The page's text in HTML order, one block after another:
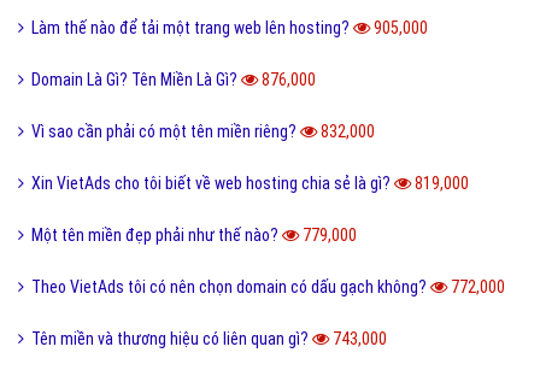
Làm thế nào để tải một trang web lên hosting? 905,000
Domain Là Gì? Tên Miền Là Gì? 876,000
Vì sao cần phải có một tên miền riêng? 832,000
Xin VietAds cho tôi biết về web hosting chia sẻ là gì? 819,000
Một tên miền đẹp phải như thế nào? 779,000
Theo VietAds tôi có nên chọn domain có dấu gạch không? 772,000
Tên miền và thương hiệu có liên quan gì? 743,000